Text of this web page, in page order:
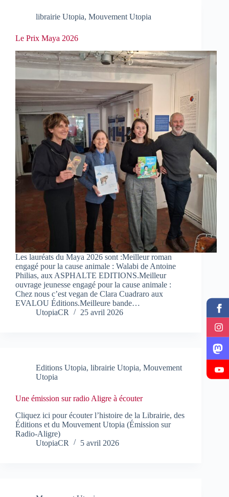
librairie Utopia, Mouvement Utopia
Le Prix Maya 2026
Les lauréats du Maya 2026 sont :Meilleur roman
engagé pour la cause animale : Walabi de Antoine
Philias, aux ASPHALTE EDITIONS.Meilleur
ouvrage jeunesse engagé pour la cause animale :
Chez nous c’est vegan de Clara Cuadraro aux
EVALOU Éditions.Meilleure bande…
UtopiaCR
25 avril 2026
Editions Utopia, librairie Utopia, Mouvement
Utopia
Une émission sur radio Aligre à écouter
Cliquez ici pour écouter l’histoire de la Librairie, des
Éditions et du Mouvement Utopia (Émission sur
Radio-Aligre)
UtopiaCR
5 avril 2026